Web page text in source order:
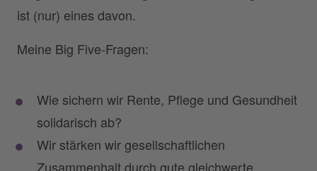
ist (nur) eines davon.
Meine Big Five-Fragen:
Wie sichern wir Rente, Pflege und Gesundheit
solidarisch ab?
Wir stärken wir gesellschaftlichen
Zusammenhalt durch gute gleichwerte